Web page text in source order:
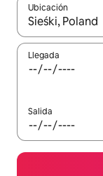
Ubicación
Cuando los
Llegada
Salida